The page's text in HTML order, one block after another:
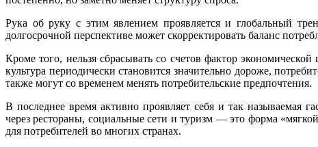
Рука об руку с этим явлением проявляется и глобальный
долгосрочной перспективе может скорректировать баланс
Кроме того, нельзя сбрасывать со счетов фактор
культура периодически становится значительно дороже,
также могут со временем менять потребительские предпочтения.
В последнее время активно проявляет себя и так называемая
через рестораны, социальные сети и туризм — это форма
для потребителей во многих странах.